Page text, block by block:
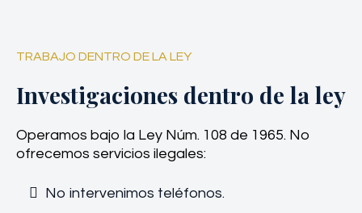
TRABAJO DENTRO DE LA LEY
Investigaciones dentro de la ley
Operamos bajo la Ley Núm. 108 de 1965. No
ofrecemos servicios ilegales:
No intervenimos teléfonos.